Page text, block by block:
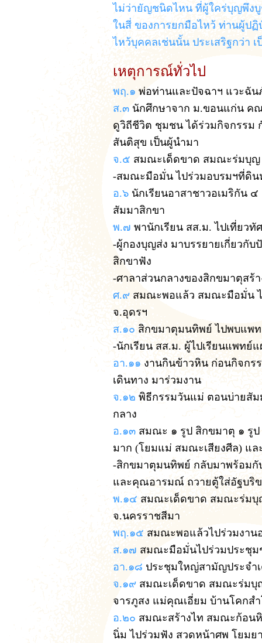
ไม่ว่ายัญชนิดไหน ที่ผู้ใคร่บุญพึง
ในสี่ ของการยกมือไหว้ ท่านผู้ปฏิ
ไหว้บุคคลเช่นนั้น ประเสริฐกว่า
เหตุการณ์ทั่วไป
พฤ.๑ พ่อท่านและปัจฉาฯ แวะฉัน
ส.๓ นักศึกษาจาก ม.ขอนแก่น ค
ดูวิถีชีวิต ชุมชน ได้ร่วมกิจกรรม
สันติสุข เป็นผู้นำมา
จ.๕ สมณะเด็ดขาด สมณะร่มบุญ
-สมณะมือมั่น ไปร่วมอบรมฯที่ดิน
อ.๖ นักเรียนอาสาชาวอเมริกัน
สัมมาสิกขา
พ.๗ พานักเรียน สส.ม. ไปเที่ยว
-ผู้กองบุญส่ง มาบรรยายเกี่ยวกับ
สิกขาฟัง
-ศาลาส่วนกลางของสิกขมาตุสร้
ศ.๙ สมณะพอแล้ว สมณะมือมั่น
จ.อุดรฯ
ส.๑๐ สิกขมาตุมนทิพย์ ไปพบแพ
-นักเรียน สส.ม. ผู้ไปเรียนแพทย์
อา.๑๑ งานกินข้าวหิน ก่อนกิจกร
เดินทาง มาร่วมงาน
จ.๑๒ พิธีกรรมวันแม่ ตอนบ่ายสัม
กลาง
อ.๑๓ สมณะ ๑ รูป สิกขมาตุ ๑ รู
มาก (โยมแม่ สมณะเสียงศีล) แ
-สิกขมาตุมนทิพย์ กลับมาพร้อมกั
และคุณอารมณ์ ถวายตู้ใส่อัฐบริ
พ.๑๔ สมณะเด็ดขาด สมณะร่มบุ
จ.นครราชสีมา
พฤ.๑๕ สมณะพอแล้วไปร่วมงาน
ส.๑๗ สมณะมือมั่นไปร่วมประชุ
อา.๑๘ ประชุมใหญ่สามัญประจำ
จ.๑๙ สมณะเด็ดขาด สมณะร่ม
จารภูสง แม่คุณเอี่ยม บ้านโคกส
อ.๒๐ สมณะสร้างไท สมณะก้อน
นิ่ม ไปร่วมฟัง สวดหน้าศพ โยมย